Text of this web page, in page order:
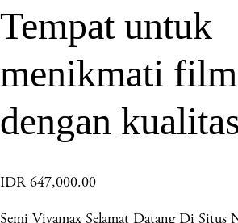
Tempat untuk
menikmati
dengan
IDR 647,000.00
Semi Vivamax Selamat Datang Di Situs